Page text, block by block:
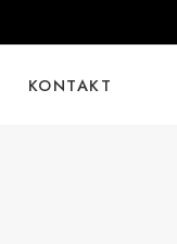
KONTAKT